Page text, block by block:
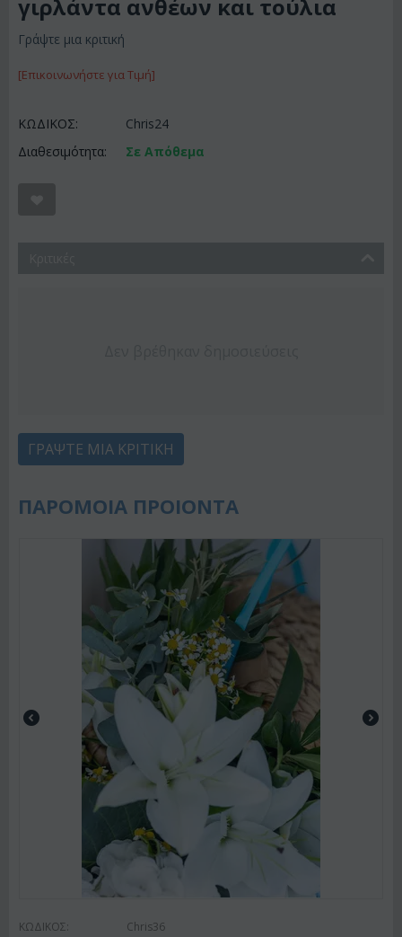
γιρλάντα ανθέων και τούλια
Γράψτε μια κριτική
[Επικοινωνήστε για Τιμή]
ΚΩΔΙΚΟΣ:
Chris24
Διαθεσιμότητα:
Σε Απόθεμα
ΓΡΆΨΤΕ ΜΙΑ ΚΡΙΤΙΚΉ
ΠΑΡΟΜΟΙΑ ΠΡΟΙΟΝΤΑ
ΚΩΔΙΚΟΣ: Chris36